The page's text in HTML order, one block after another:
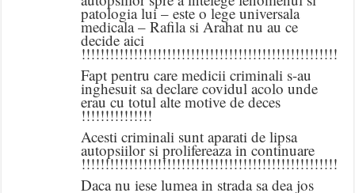
patologia lui – este o lege universala
medicala – Rafila si Arahat nu au ce
decide aici
Fapt pentru care medicii criminali s-au
inghesuit sa declare covidul acolo unde
erau cu totul alte motive de deces
!!!!!!!!!!!!!!!
Acesti criminali sunt aparati de lipsa
autopsiilor si prolifereaza in continuare
Daca nu iese lumea in strada sa dea jos